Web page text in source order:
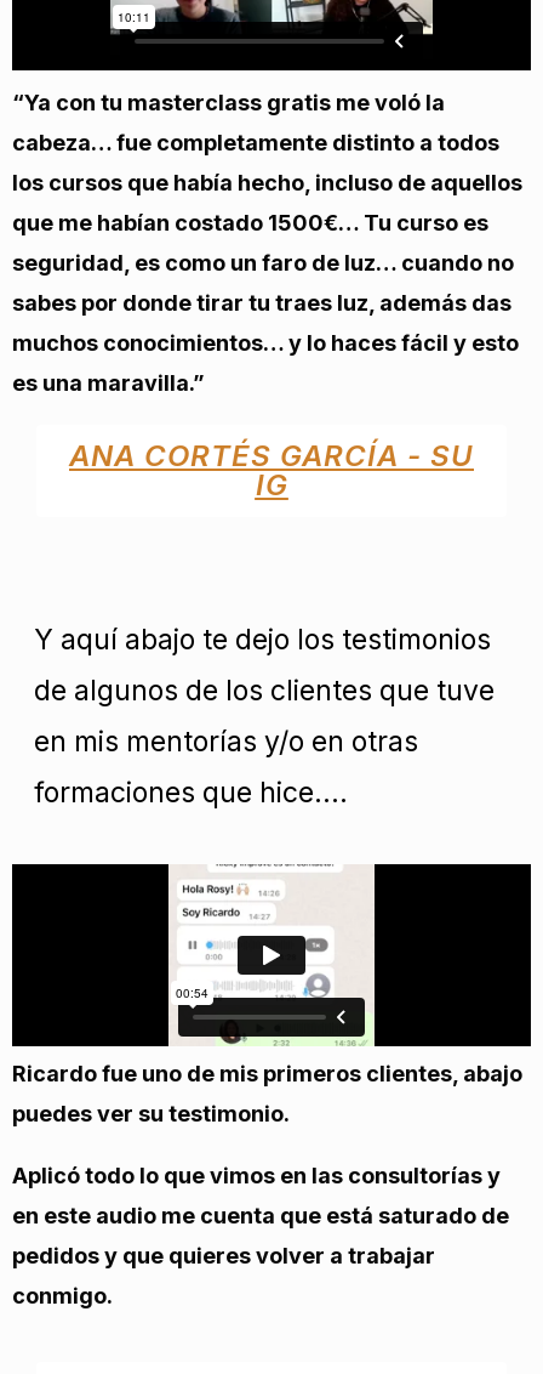
“Ya con tu masterclass gratis me voló la
cabeza… fue completamente distinto a todos
los cursos que había hecho, incluso de aquellos
que me habían costado 1500€… Tu curso es
seguridad, es como un faro de luz… cuando no
sabes por donde tirar tu traes luz, además das
muchos conocimientos… y lo haces fácil y esto
es una maravilla.”
ANA CORTÉS GARCÍA - SU
IG
Y aquí abajo te dejo los testimonios
de algunos de los clientes que tuve
en mis mentorías y/o en otras
formaciones que hice….
Ricardo fue uno de mis primeros clientes, abajo
puedes ver su testimonio.
Aplicó todo lo que vimos en las consultorías y
en este audio me cuenta que está saturado de
pedidos y que quieres volver a trabajar
conmigo.